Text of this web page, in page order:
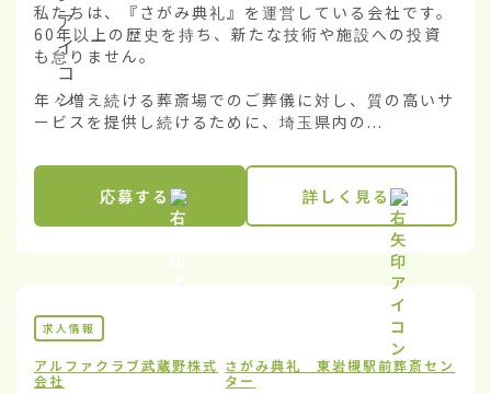
私たちは、『さがみ典礼』を運営している会社です。
60年以上の歴史を持ち、新たな技術や施設への投資
も怠りません。
年々増え続ける葬斎場でのご葬儀に対し、質の高いサ
ービスを提供し続けるために、埼玉県内の...
応募する 詳しく見る
求人情報
アルファクラブ武蔵野株式
会社
さがみ典礼 東岩槻駅前葬斎セン
ター